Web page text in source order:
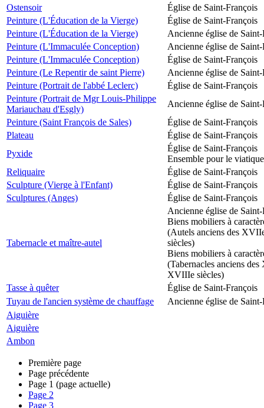
Ostensoir
Église de Saint-François
Peinture (L'Éducation de la Vierge)
Église de Saint-François
Peinture (L'Éducation de la Vierge)
Ancienne église de Saint-
Peinture (L'Immaculée Conception)
Ancienne église de Saint-
Peinture (L'Immaculée Conception)
Église de Saint-François
Peinture (Le Repentir de saint Pierre)
Ancienne église de Saint-
Peinture (Portrait de l'abbé Leclerc)
Église de Saint-François
Peinture (Portrait de Mgr Louis-Philippe
Mariauchau d'Esgly)
Ancienne église de Saint-
Peinture (Saint François de Sales)
Église de Saint-François
Plateau
Église de Saint-François
Pyxide
Église de Saint-François
Ensemble pour le viatique
Reliquaire
Église de Saint-François
Sculpture (Vierge à l'Enfant)
Église de Saint-François
Sculptures (Anges)
Église de Saint-François
Tabernacle et maître-autel
Ancienne église de Saint-
Biens mobiliers à
(Autels anciens des
siècles)
Biens mobiliers à
(Tabernacles anciens
XVIIIe siècles)
Tasse à quêter
Église de Saint-François
Tuyau de l'ancien système de chauffage
Ancienne église de Saint-
Aiguière
Aiguière
Ambon
Première page
Page précédente
Page 1 (page actuelle)
Page 2
Page 3